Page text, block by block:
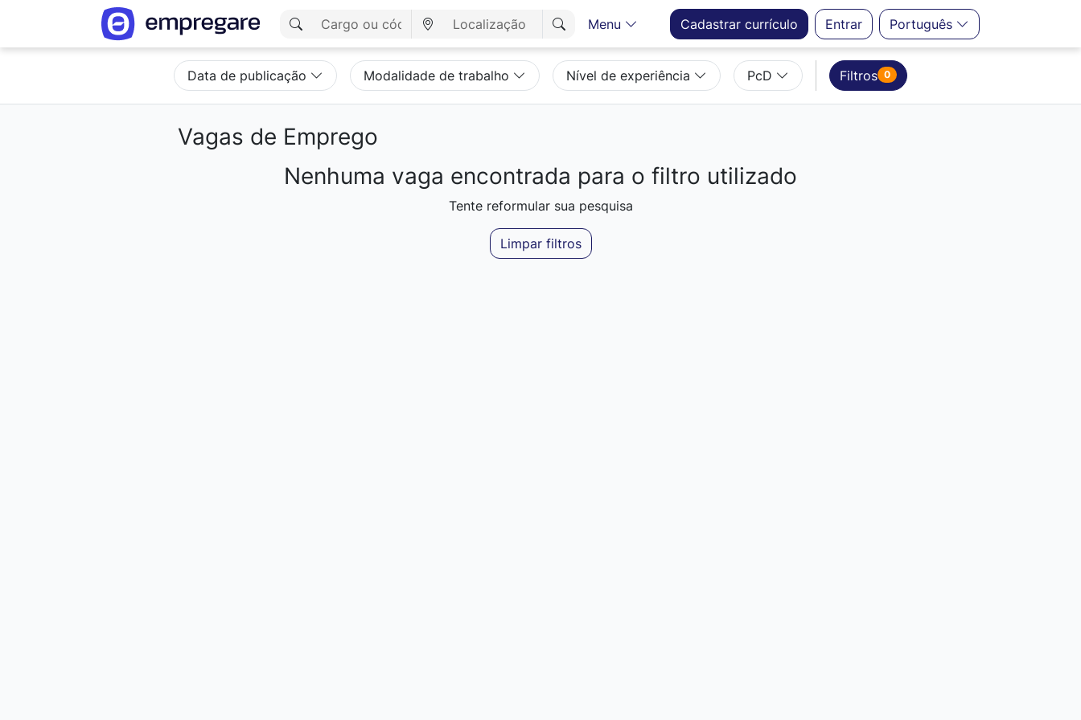
Menu Cadastrar currículo Entrar Português
Data de publicação Modalidade de trabalho Nível de experiência PcD Filtros 0
Vagas de Emprego
Carregando resultados...Nenhuma vaga encontrada para o filtro utilizado
Tente reformular sua pesquisa
Limpar filtros